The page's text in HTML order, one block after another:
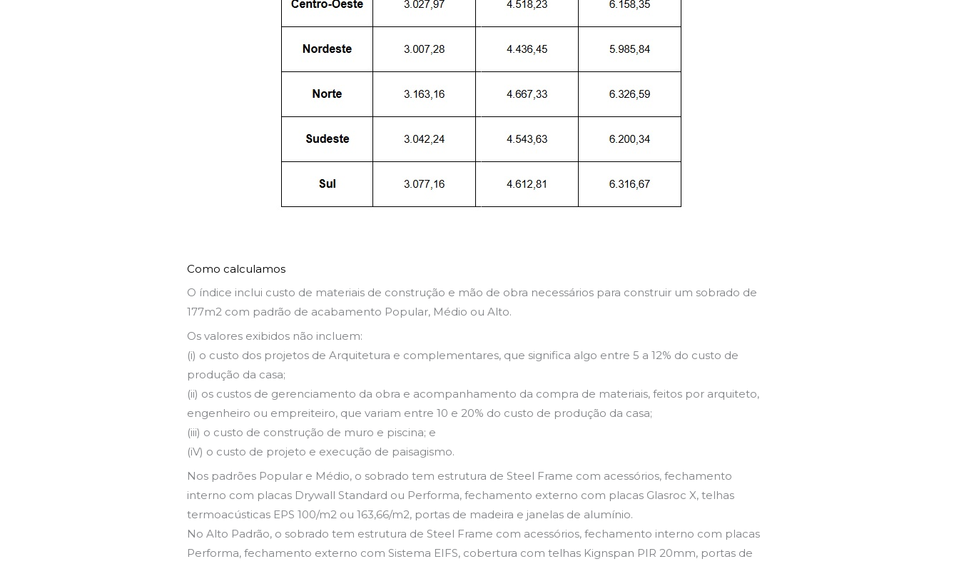
Como calculamos
O índice inclui custo de materiais de construção e mão de obra necessários para construir um sobrado de
177m2 com padrão de acabamento Popular, Médio ou Alto.
Os valores exibidos não incluem:
(i) o custo dos projetos de Arquitetura e complementares, que significa algo entre 5 a 12% do custo de
produção da casa;
(ii) os custos de gerenciamento da obra e acompanhamento da compra de materiais, feitos por arquiteto,
engenheiro ou empreiteiro, que variam entre 10 e 20% do custo de produção da casa;
(iii) o custo de construção de muro e piscina; e
(iV) o custo de projeto e execução de paisagismo.
Nos padrões Popular e Médio, o sobrado tem estrutura de Steel Frame com acessórios, fechamento
interno com placas Drywall Standard ou Performa, fechamento externo com placas Glasroc X, telhas
termoacústicas EPS 100/m2 ou 163,66/m2, portas de madeira e janelas de alumínio.
No Alto Padrão, o sobrado tem estrutura de Steel Frame com acessórios, fechamento interno com placas
Performa, fechamento externo com Sistema EIFS, cobertura com telhas Kignspan PIR 20mm, portas de